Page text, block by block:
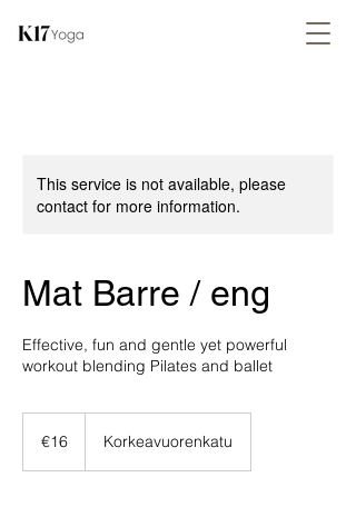
This service is not available, please
contact for more information.
Mat Barre / eng
Effective, fun and gentle yet powerful
workout blending Pilates and ballet
€16 Korkeavuorenkatu